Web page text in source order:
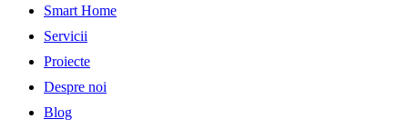
Smart Home
Servicii
Proiecte
Despre noi
Blog